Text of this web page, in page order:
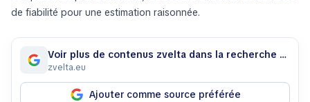
de fiabilité pour une estimation raisonnée.
Voir plus de contenus zvelta dans la recherche Google
zvelta.eu
Ajouter comme source préférée